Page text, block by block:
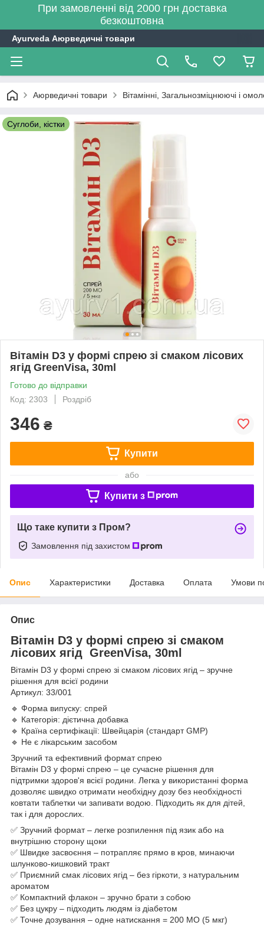
При замовленні від 2000 грн доставка
безкоштовна
Ayurveda Аюрведичні товари
Аюрведичні товари Вітамінні, Загальнозміцнюючі і
Суглоби, кістки
Вітамін D3 у формі спрею зі смаком лісових
ягід GreenVisa, 30ml
Готово до відправки
Код: 2303
Роздріб
346 ₴
Купити
або
Купити з
Що таке купити з Пром?
Замовлення під захистом
Опис Характеристики Доставка Оплата Умови
Опис
Вітамін D3 у формі спрею зі смаком
лісових ягід GreenVisa, 30ml
Вітамін D3 у формі спрею зі смаком лісових ягід – зручне
рішення для всієї родини
Артикул: 33/001
🔹 Форма випуску: спрей
🔹 Категорія: дієтична добавка
🔹 Країна сертифікації: Швейцарія (стандарт GMP)
🔹 Не є лікарським засобом
Зручний та ефективний формат спрею
Вітамін D3 у формі спрею – це сучасне рішення для
підтримки здоров'я всієї родини. Легка у використанні форма
дозволяє швидко отримати необхідну дозу без необхідності
ковтати таблетки чи запивати водою. Підходить як для дітей,
так і для дорослих.
✅ Зручний формат – легке розпилення під язик або на
внутрішню сторону щоки
✅ Швидке засвоєння – потрапляє прямо в кров, минаючи
шлунково-кишковий тракт
✅ Приємний смак лісових ягід – без гіркоти, з натуральним
ароматом
✅ Компактний флакон – зручно брати з собою
✅ Без цукру – підходить людям із діабетом
✅ Точне дозування – одне натискання = 200 МО (5 мкг)